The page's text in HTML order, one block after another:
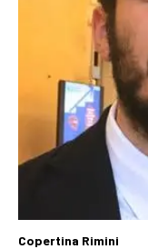
Copertina Rimini